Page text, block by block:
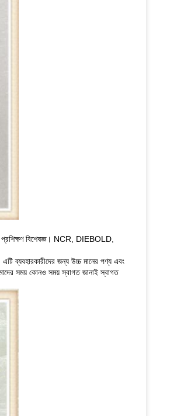
বিশেষজ্ঞ। NCR, DIEBOLD,
এটি ব্যবহারকারীদের জন্য উচ্চ মানের পণ্য এবং
সময় কোনও সময় স্বাগত জানাই স্বাগত